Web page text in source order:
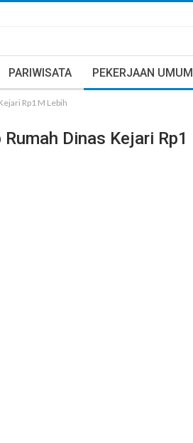
PARIWISATA PEKERJAAN UMUM
Rp1 M Lebih
Dinas Kejari